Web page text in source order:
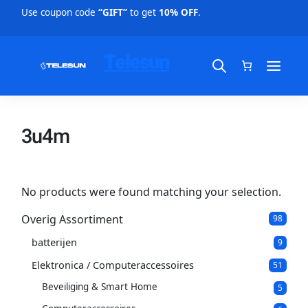
Use coupon code “GIFT”to get 10% OFF.
3u4m
No products were found matching your selection.
Overig Assortiment
989
p
o
d
u
c
batterijen 99
o
d
u
Elektronica / Computeraccessoires 51 5
p
r
Beveiliging & Smart Home 55